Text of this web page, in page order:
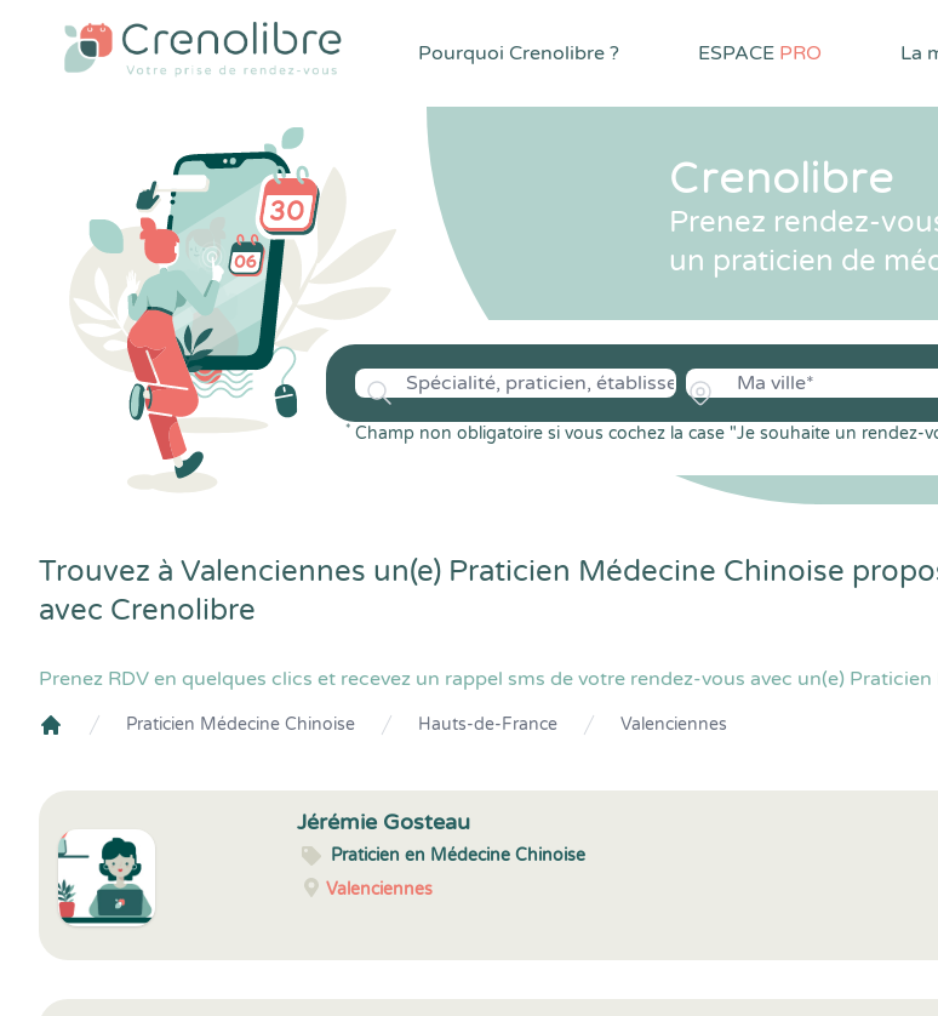
Pourquoi Crenolibre ? ESPACE PRO La
Crenolibre
Prenez rendez-
un praticien de
* Champ non obligatoire si vous cochez la case "Je souhaite un rendez-
Trouvez à Valenciennes un(e) Praticien Médecine Chinoise
avec Crenolibre
Prenez RDV en quelques clics et recevez un rappel sms de votre rendez-vous avec un(e)
Praticien Médecine Chinoise Hauts-de-France Valenciennes
Jérémie Gosteau
Praticien en Médecine Chinoise
Valenciennes